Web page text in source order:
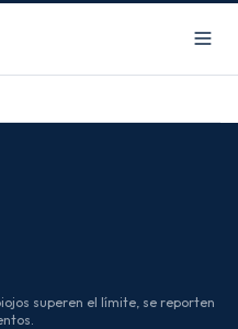
superen el límite, se reporten